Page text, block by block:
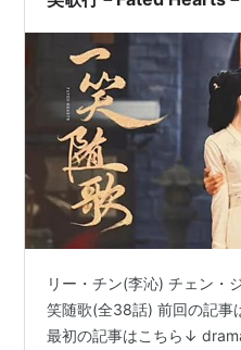
リー・チン(李沁) チェン・
笑随歌(全38話) 前回の記
最初の記事はこちら↓